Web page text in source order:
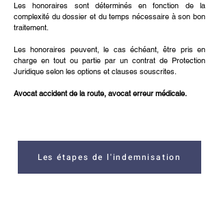
Les honoraires sont déterminés en fonction de la
complexité du dossier et du temps nécessaire à son bon
traitement.
Les honoraires peuvent, le cas échéant, être pris en
charge en tout ou partie par un contrat de Protection
Juridique selon les options et clauses souscrites.
Avocat accident de la route, avocat erreur médicale.
Les étapes de l'indemnisation